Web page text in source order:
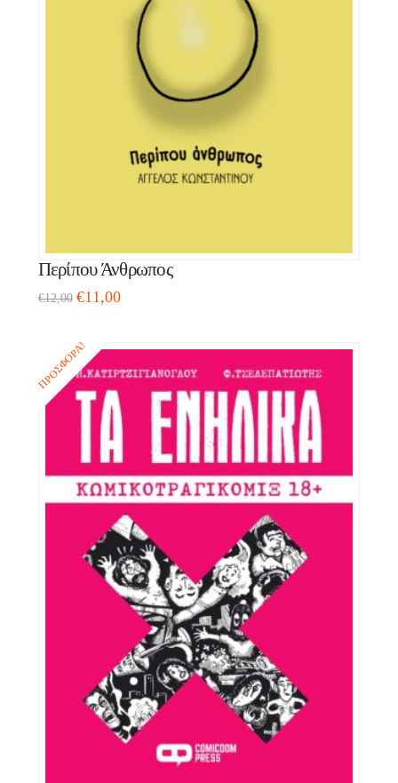
Περίπου Άνθρωπος
€12,00 €11,00
ΠΡΟΣΦΟΡΆ!